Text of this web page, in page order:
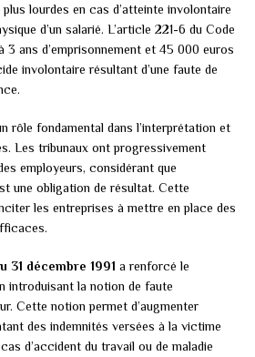
lourdes en cas d’atteinte involontaire
d’un salarié. L’article 221-6 du Code
3 ans d’emprisonnement et 45 000 euros
involontaire résultant d’une faute de
rôle fondamental dans l’interprétation et
Les tribunaux ont progressivement
employeurs, considérant que
une obligation de résultat. Cette
les entreprises à mettre en place des
31 décembre 1991 a renforcé le
introduisant la notion de faute
Cette notion permet d’augmenter
des indemnités versées à la victime
d’accident du travail ou de maladie